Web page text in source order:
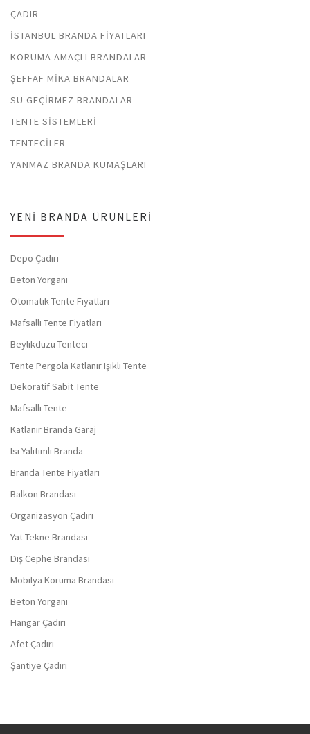
ÇADIR
İSTANBUL BRANDA FIYATLARI
KORUMA AMAÇLI BRANDALAR
ŞEFFAF MIKA BRANDALAR
SU GEÇIRMEZ BRANDALAR
TENTE SISTEMLERI
TENTECILER
YANMAZ BRANDA KUMAŞLARI
YENI BRANDA ÜRÜNLERI
Depo Çadırı
Beton Yorganı
Otomatik Tente Fiyatları
Mafsallı Tente Fiyatları
Beylikdüzü Tenteci
Tente Pergola Katlanır Işıklı Tente
Dekoratif Sabit Tente
Mafsallı Tente
Katlanır Branda Garaj
Isı Yalıtımlı Branda
Branda Tente Fiyatları
Balkon Brandası
Organizasyon Çadırı
Yat Tekne Brandası
Dış Cephe Brandası
Mobilya Koruma Brandası
Beton Yorganı
Hangar Çadırı
Afet Çadırı
Şantiye Çadırı